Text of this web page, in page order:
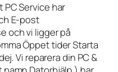
PC Service har
E-post
och vi ligger på
Öppet tider Starta
Vi reparera din PC &